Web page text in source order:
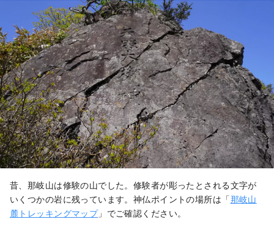
昔、那岐山は修験の山でした。修験者が彫ったとされる文字が
いくつかの岩に残っています。神仏ポイントの場所は「那岐山
麓トレッキングマップ」でご確認ください。